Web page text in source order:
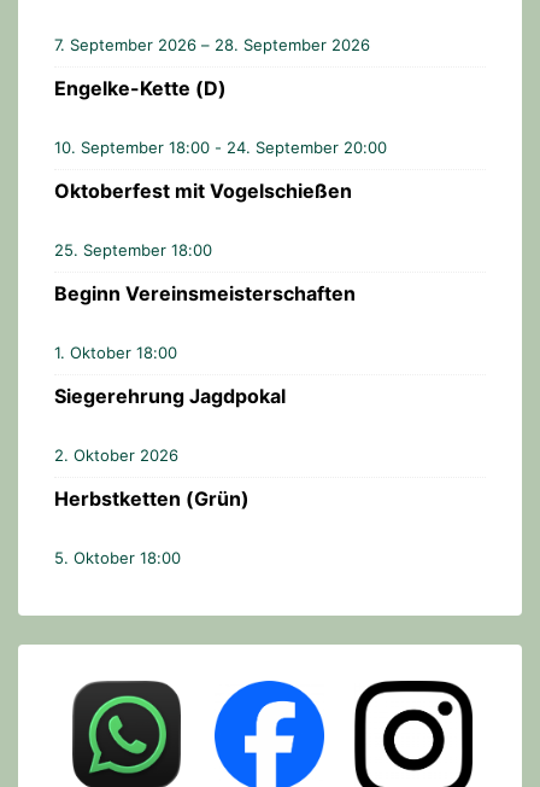
7. September 2026 – 28. September 2026
Engelke-Kette (D)
10. September 18:00 - 24. September 20:00
Oktoberfest mit Vogelschießen
25. September 18:00
Beginn Vereinsmeisterschaften
1. Oktober 18:00
Siegerehrung Jagdpokal
2. Oktober 2026
Herbstketten (Grün)
5. Oktober 18:00